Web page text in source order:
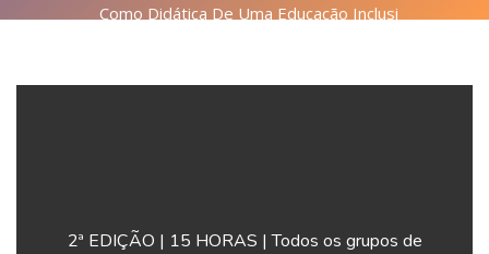
Como Didática De Uma Educação Inclusi
2ª EDIÇÃO | 15 HORAS | Todos os grupos de